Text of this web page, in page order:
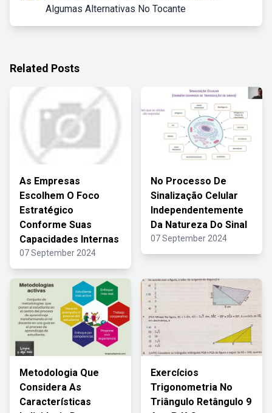
Algumas Alternativas No Tocante
Related Posts
As Empresas
Escolhem O Foco
Estratégico
Conforme Suas
Capacidades Internas
07 September 2024
No Processo De
Sinalização Celular
Independentemente
Da Natureza Do Sinal
07 September 2024
Metodologia Que
Considera As
Características
Exercícios
Trigonometria No
Triângulo Retângulo 9